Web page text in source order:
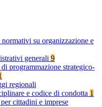
su organizzazione e
generali 9
programmazione strategico-
regionali
e codice di condotta 1
cittadini e imprese